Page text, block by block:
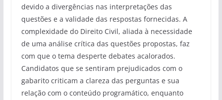
devido a divergências nas interpretações das
questões e a validade das respostas fornecidas. A
complexidade do Direito Civil, aliada à necessidade
de uma análise crítica das questões propostas, faz
com que o tema desperte debates acalorados.
Candidatos que se sentiram prejudicados com o
gabarito criticam a clareza das perguntas e sua
relação com o conteúdo programático, enquanto